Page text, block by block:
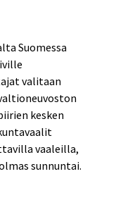
Suomessa
valitaan
kesken
vaaleilla,
sunnuntai.